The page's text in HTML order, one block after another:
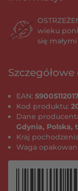
wieku
się
EAN:
Kod produktu:
Dane
Gdynia,
Kraj
Waga